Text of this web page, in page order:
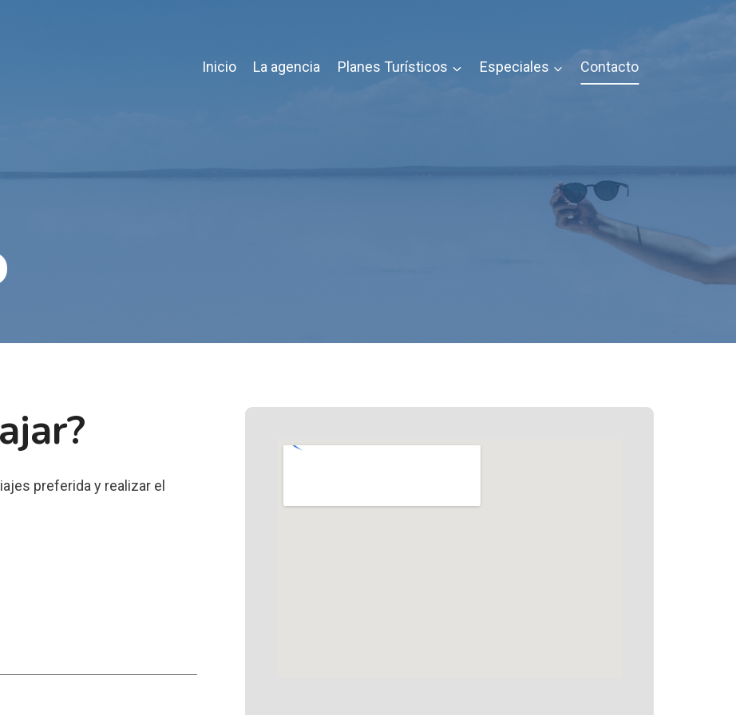
Inicio La agencia Planes Turísticos Especiales Contacto
preferida y realizar el